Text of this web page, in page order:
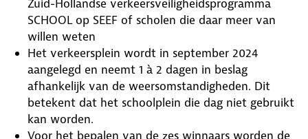
Zuid-Hollandse verkeersveiligheidsprogramma
SCHOOL op SEEF of scholen die daar meer van
willen weten
Het verkeersplein wordt in september 2024
aangelegd en neemt 1 à 2 dagen in beslag
afhankelijk van de weersomstandigheden. Dit
betekent dat het schoolplein die dag niet gebruikt
kan worden.
Voor het bepalen van de zes winnaars worden de